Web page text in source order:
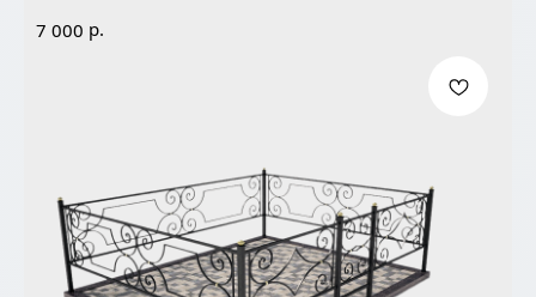
7 000 р.